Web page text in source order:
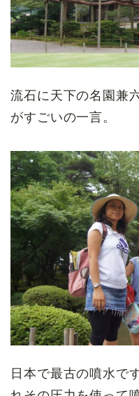
流石に天下の名園兼
がすごいの一言。
日本で最古の噴水で